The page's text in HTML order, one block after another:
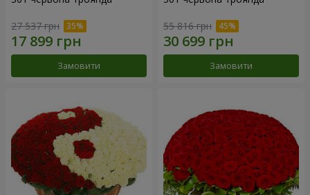
27 537 грн
Замовити
55 816 грн
Замовити